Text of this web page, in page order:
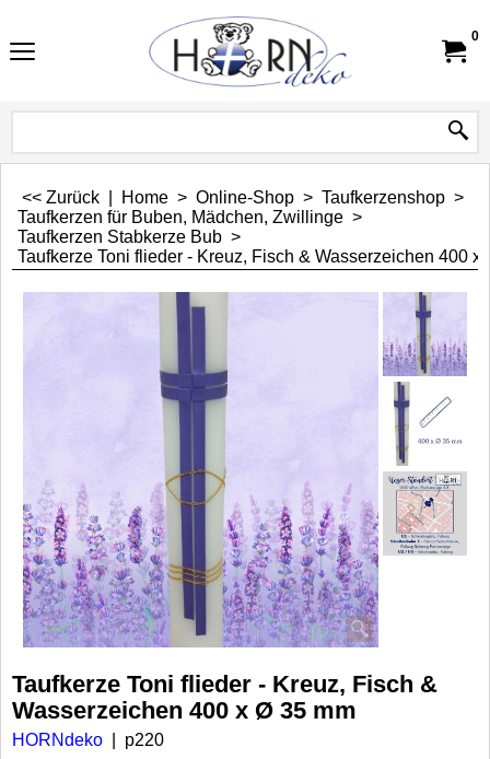
0
<< Zurück Home > Online-Shop > Taufkerzenshop >
Taufkerzen für Buben, Mädchen, Zwillinge >
Taufkerzen Stabkerze Bub >
Taufkerze Toni flieder - Kreuz, Fisch & Wasserzeichen 400 x
Taufkerze Toni flieder - Kreuz, Fisch &
Wasserzeichen 400 x Ø 35 mm
HORNdeko p220